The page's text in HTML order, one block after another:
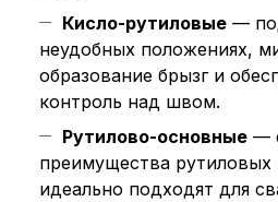
Кисло-рутиловые —
неудобных положениях,
образование брызг и
контроль над швом.
Рутилово-основные —
преимущества рутиловых
идеально подходят для